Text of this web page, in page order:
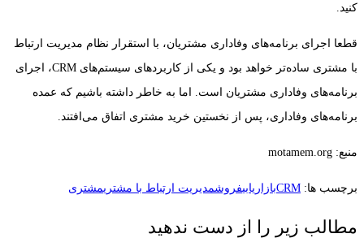
کنید.
قطعا اجرای برنامه‌های وفاداری مشتریان، با استقرار نظام مدیریت ارتباط
با مشتری ساده‌تر خواهد بود و یکی از کاربردهای سیستم‌های CRM، اجرای
برنامه‌های وفاداری مشتریان است. اما به خاطر داشته باشیم که عمده
برنامه‌های وفاداری، پس از نخستین خرید مشتری اتفاق می‌افتند.
منبع: motamem.org
برچسب ها: CRMبازاریابیفروشمدیریت ارتباط با مشتریمشتری
مطالب زیر را از دست ندهید